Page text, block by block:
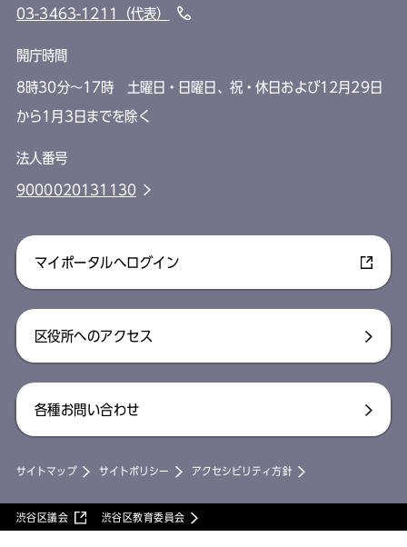
03-3463-1211（代表）
開庁時間
8時30分～17時 土曜日・日曜日、祝・休日および12月29日
から1月3日までを除く
法人番号
9000020131130
マイポータルへログイン
区役所へのアクセス
各種お問い合わせ
サイトマップ サイトポリシー アクセシビリティ方針
渋谷区議会 渋谷区教育委員会